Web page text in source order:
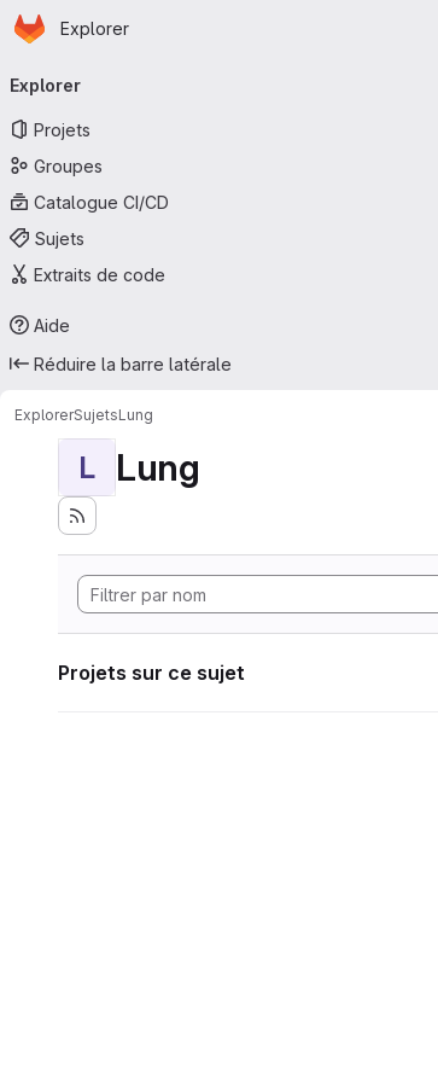
Passer au contenu principal
Page d'accueil
Explorer
principale
Explorer
Projets
Groupes
Catalogue CI/CD
Sujets
Extraits de code
Aide
Réduire la barre latérale
ExplorerSujetsLung
L Lung
Projets sur ce sujet